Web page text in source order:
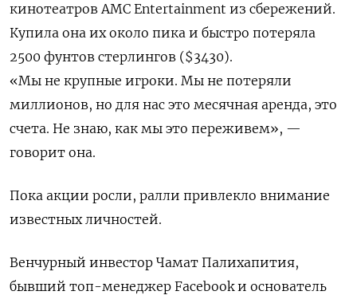
кинотеатровAMC Entertainment из сбережений.
Купила она их около пика и быстро потеряла
2500 фунтов стерлингов ($3430).
«Мы не крупные игроки. Мы не потеряли
миллионов, но для нас это месячная аренда, это
счета. Не знаю, как мы это переживем», —
говорит она.
Пока акции росли, ралли привлекло внимание
известных личностей.
Венчурный инвестор Чамат Палихапития,
бывший топ-менеджер Facebookи основатель